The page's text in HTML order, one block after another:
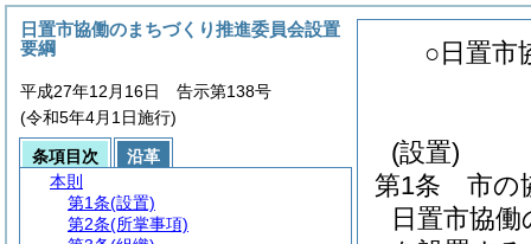
○日置市
(設置)
第1条
市の
日置市協
日置市協働のまちづくり推進委員会設置
要綱
平成27年12月16日 告示第138号
(令和5年4月1日施行)
条項目次
沿革
本則
第1条(設置)
第2条(所掌事項)